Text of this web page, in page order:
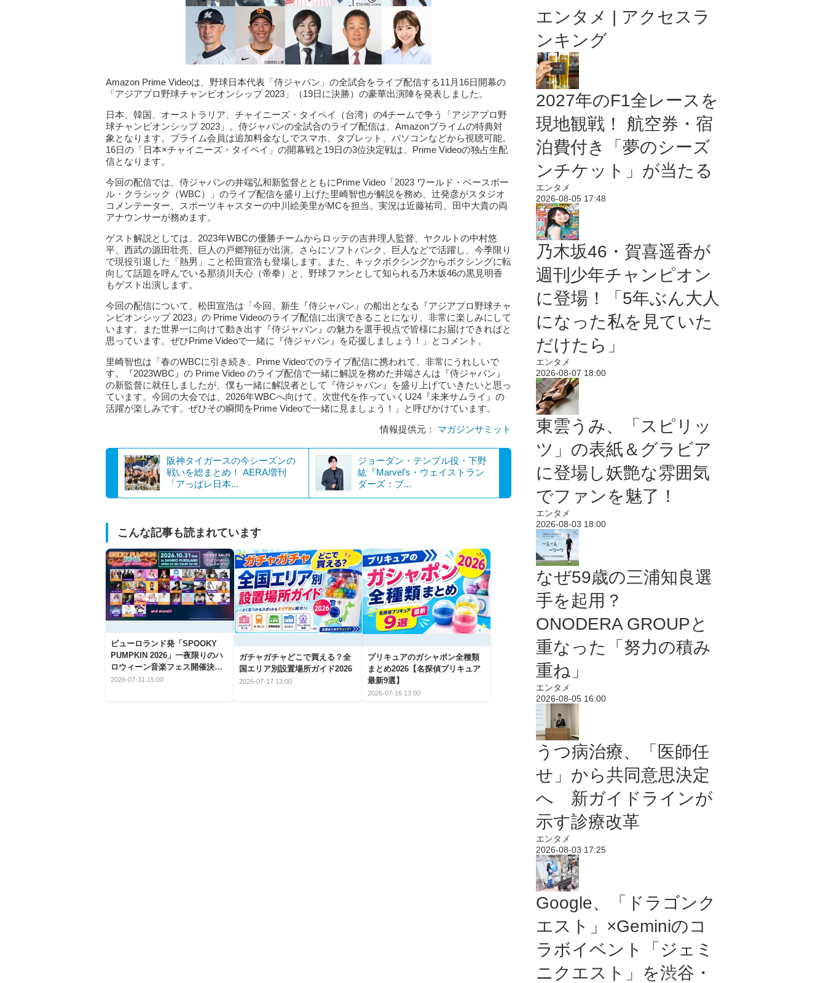
Amazon Prime Videoは、野球日本代表「侍ジャパン」の全試合をライブ配信する11月16日開幕の
「アジアプロ野球チャンピオンシップ 2023」（19日に決勝）の豪華出演陣を発表しました。
日本、韓国、オーストラリア、チャイニーズ・タイペイ（台湾）の4チームで争う「アジアプロ野
球チャンピオンシップ 2023」。侍ジャパンの全試合のライブ配信は、Amazonプライムの特典対
象となります。プライム会員は追加料金なしでスマホ、タブレット、パソコンなどから視聴可能。
16日の「日本×チャイニーズ・タイペイ」の開幕戦と19日の3位決定戦は、Prime Videoの独占生配
信となります。
今回の配信では、侍ジャパンの井端弘和新監督とともにPrime Video「2023 ワールド・ベースボー
ル・クラシック（WBC）」のライブ配信を盛り上げた里崎智也が解説を務め、辻発彦がスタジオ
コメンテーター、スポーツキャスターの中川絵美里がMCを担当。実況は近藤祐司、田中大貴の両
アナウンサーが務めます。
ゲスト解説としては、2023年WBCの優勝チームからロッテの吉井理人監督、ヤクルトの中村悠
平、西武の源田壮亮、巨人の戸郷翔征が出演。さらにソフトバンク、巨人などで活躍し、今季限り
で現役引退した「熱男」こと松田宣浩も登場します。また、キックボクシングからボクシングに転
向して話題を呼んでいる那須川天心（帝拳）と、野球ファンとして知られる乃木坂46の黒見明香
もゲスト出演します。
今回の配信について、松田宣浩は「今回、新生『侍ジャパン』の船出となる『アジアプロ野球チャ
ンピオンシップ 2023』の Prime Videoのライブ配信に出演できることになり、非常に楽しみにして
います。また世界一に向けて動き出す『侍ジャパン』の魅力を選手視点で皆様にお届けできればと
思っています。ぜひPrime Videoで一緒に『侍ジャパン』を応援しましょう！」とコメント。
里崎智也は「春のWBCに引き続き、Prime Videoでのライブ配信に携われて、非常にうれしいで
す。『2023WBC』の Prime Video のライブ配信で一緒に解説を務めた井端さんは『侍ジャパン』
の新監督に就任しましたが、僕も一緒に解説者として『侍ジャパン』を盛り上げていきたいと思っ
ています。今回の大会では、2026年WBCへ向けて、次世代を作っていくU24『未来サムライ』の
活躍が楽しみです。ぜひその瞬間をPrime Videoで一緒に見ましょう！」と呼びかけています。
情報提供元： マガジンサミット
阪神タイガースの今シーズンの
戦いを総まとめ！ AERA増刊
「アっぱレ日本...
ジョーダン・テンプル役・下野
紘『Marvel’s・ウェイストラン
ダーズ：ブ...
こんな記事も読まれています
ピューロランド発「SPOOKY
PUMPKIN 2026」一夜限りのハ
ロウィーン音楽フェス開催決
定！
2026-07-31 15:00
ガチャガチャどこで買える？全
国エリア別設置場所ガイド2026
2026-07-17 13:00
プリキュアのガシャポン全種類
まとめ2026【名探偵プリキュア
最新9選】
2026-07-16 13:00
エンタメ | アクセスラ
ンキング
2027年のF1全レースを
現地観戦！ 航空券・宿
泊費付き「夢のシーズ
ンチケット」が当たる
エンタメ
2026-08-05 17:48
乃木坂46・賀喜遥香が
週刊少年チャンピオン
に登場！「5年ぶん大人
になった私を見ていた
だけたら」
エンタメ
2026-08-07 18:00
東雲うみ、「スピリッ
ツ」の表紙＆グラビア
に登場し妖艶な雰囲気
でファンを魅了！
エンタメ
2026-08-03 18:00
なぜ59歳の三浦知良選
手を起用？
ONODERA GROUPと
重なった「努力の積み
重ね」
エンタメ
2026-08-05 16:00
うつ病治療、「医師任
せ」から共同意思決定
へ 新ガイドラインが
示す診療改革
エンタメ
2026-08-03 17:25
Google、「ドラゴンク
エスト」×Geminiのコ
ラボイベント「ジェミ
ニクエスト」を渋谷・